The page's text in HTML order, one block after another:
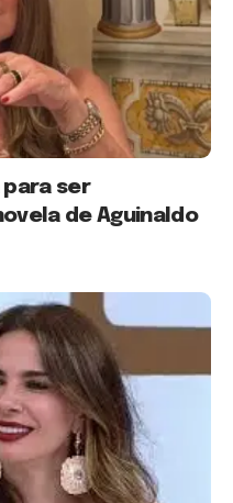
para ser
de Aguinaldo